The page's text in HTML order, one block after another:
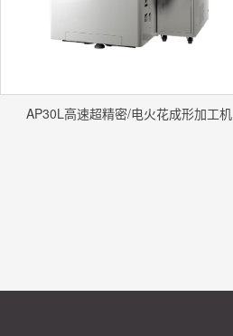
AP30L高速超精密/电火花成形加工机